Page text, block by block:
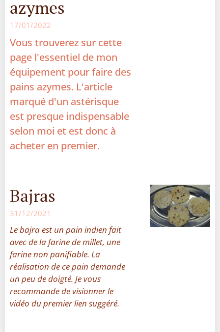
azymes
17/01/2022
Vous trouverez sur cette
page l'essentiel de mon
équipement pour faire des
pains azymes. L'article
marqué d'un astérisque
est presque indispensable
selon moi et est donc à
acheter en premier.
Bajras
31/12/2021
Le bajra est un pain indien fait
avec de la farine de millet, une
farine non panifiable. La
réalisation de ce pain demande
un peu de doigté. Je vous
recommande de visionner le
vidéo du premier lien suggéré.